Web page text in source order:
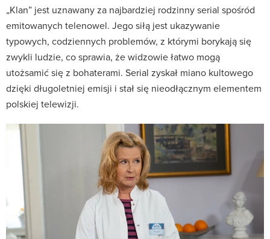
„Klan” jest uznawany za najbardziej rodzinny serial spośród
emitowanych telenowel. Jego siłą jest ukazywanie
typowych, codziennych problemów, z którymi borykają się
zwykli ludzie, co sprawia, że widzowie łatwo mogą
utożsamić się z bohaterami. Serial zyskał miano kultowego
dzięki długoletniej emisji i stał się nieodłącznym elementem
polskiej telewizji.